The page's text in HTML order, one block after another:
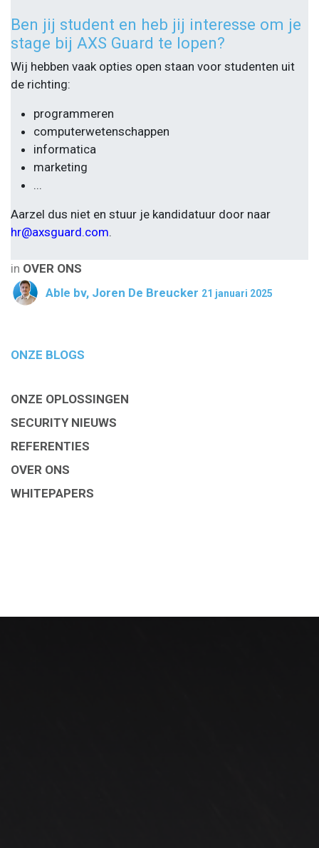
Ben jij student en heb jij interesse om je
stage bij AXS Guard te lopen?
Wij hebben vaak opties open staan voor studenten uit
de richting:
programmeren
computerwetenschappen
informatica
marketing
...
Aarzel dus niet en stuur je kandidatuur door naar
hr@axsguard.com.
in OVER ONS
Able bv, Joren De Breucker 21 januari 2025
ONZE BLOGS
ONZE OPLOSSINGEN
SECURITY NIEUWS
REFERENTIES
OVER ONS
WHITEPAPERS